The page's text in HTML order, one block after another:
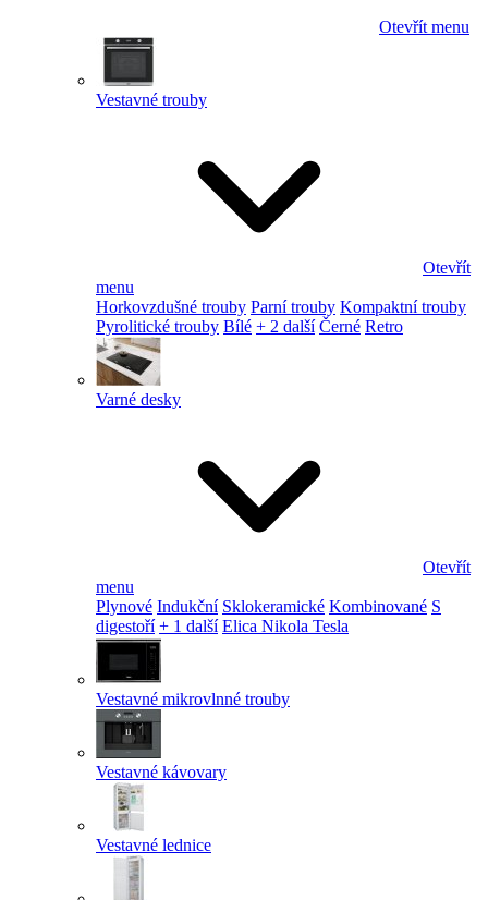
Otevřít menu
Vestavné trouby
Otevřít
menu
Horkovzdušné trouby Parní trouby Kompaktní trouby
Pyrolitické trouby Bílé + 2 další Černé Retro
Varné desky
Otevřít
menu
Plynové Indukční Sklokeramické Kombinované S
digestoří + 1 další Elica Nikola Tesla
Vestavné mikrovlnné trouby
Vestavné kávovary
Vestavné lednice